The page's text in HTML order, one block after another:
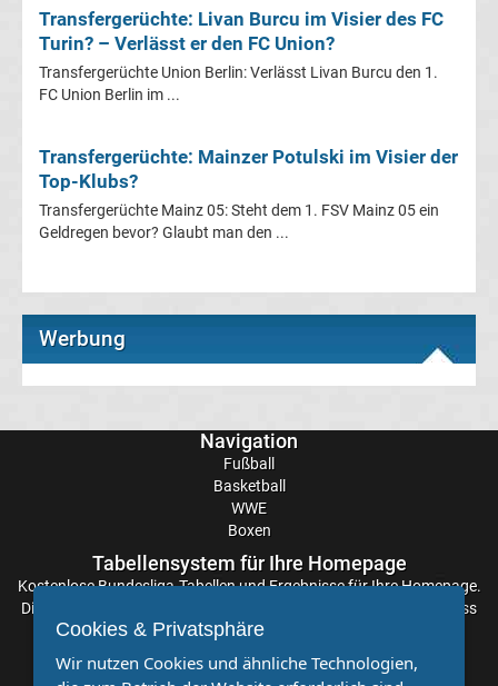
Liga
DFB-
Pokal
Champions
Europa
Transfergerüchte: Livan Burcu im Visier des FC
Turin? – Verlässt er den FC Union?
Transfergerüchte Union Berlin: Verlässt Livan Burcu den 1.
FC Union Berlin im ...
Transfergerüchte: Mainzer Potulski im Visier der
Top-Klubs?
Transfergerüchte Mainz 05: Steht dem 1. FSV Mainz 05 ein
Geldregen bevor? Glaubt man den ...
Werbung
Navigation
Fußball
Basketball
WWE
Boxen
Tabellensystem für Ihre Homepage
KostenloseBundesliga-Tabellenund Ergebnisse für Ihre Homepage.
Die Aktualisierung der Ergebnisse erfolgt alle paar Minuten, sodass
Sie stets auf dem Laufenden sind. Einfache und schnelle
Cookies & Privatsphäre
Wir nutzen Cookies und ähnliche Technologien,